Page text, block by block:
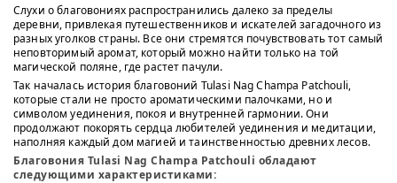
Слухи о благовониях распространились далеко за пределы
деревни, привлекая путешественников и искателей загадочного из
разных уголков страны. Все они стремятся почувствовать тот самый
неповторимый аромат, который можно найти только на той
магической поляне, где растет пачули.
Так началась история благовоний Tulasi Nag Champa Patchouli,
которые стали не просто ароматическими палочками, но и
символом уединения, покоя и внутренней гармонии. Они
продолжают покорять сердца любителей уединения и медитации,
наполняя каждый дом магией и таинственностью древних лесов.
Благовония Tulasi Nag Champa Patchouli обладают
следующими характеристиками: